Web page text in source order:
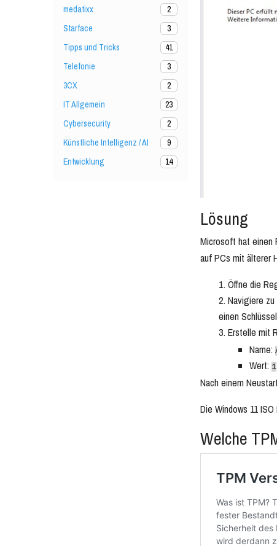
medatixx
2
Starface
3
Tipps und Tricks
41
Telefonie
3
3CX
2
IT Allgemein
23
Cybersecurity
2
Künstliche Intelligenz / AI
9
Entwicklung
14
Lösung
Microsoft hat einen
auf PCs mit älterer
Öffne die
Navigiere zu
einen
Erstelle mit
Name:
Wert: 1
Nach einem
Die Windows 11
Welche